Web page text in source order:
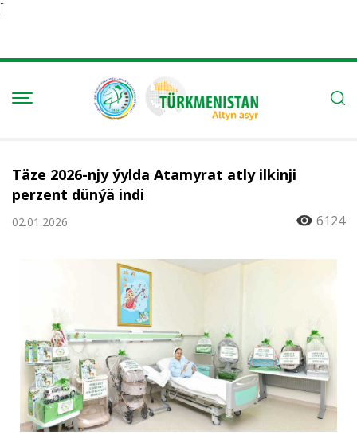
Ï
Täze 2026-njy ýylda Atamyrat atly ilkinji
perzent dünýä indi
02.01.2026 6124